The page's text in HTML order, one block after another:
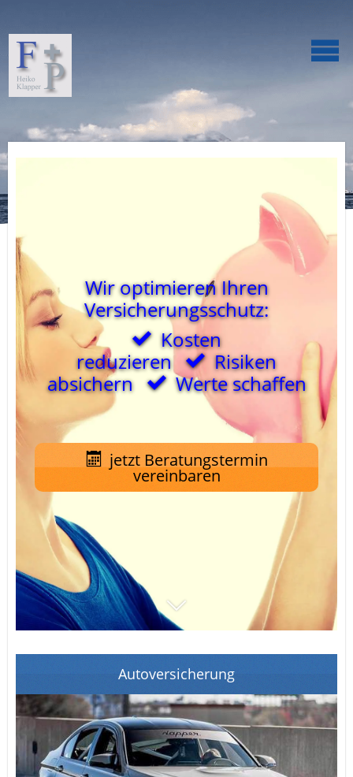
Wir optimieren Ihren
Versicherungsschutz:
Kosten
reduzieren
Risiken
absichern
Werte schaffen
jetzt Beratungstermin
vereinbaren
Autoversicherung